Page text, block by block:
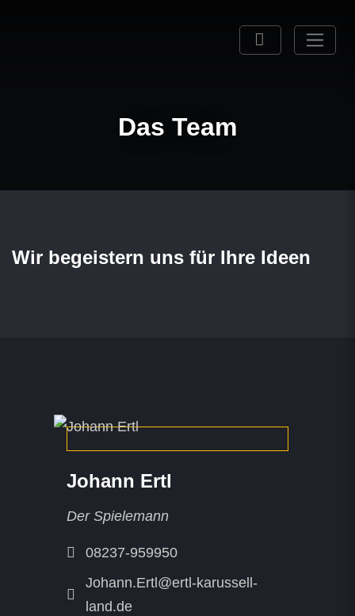
Das Team
Wir begeistern uns für Ihre Ideen
Johann Ertl
Der Spielemann
08237-959950
Johann.Ertl@ertl-karussell-
land.de